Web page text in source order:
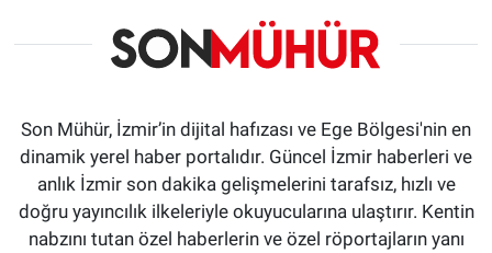
Son Mühür, İzmir’in dijital hafızası ve Ege Bölgesi'nin en
dinamik yerel haber portalıdır. Güncel İzmir haberleri ve
anlık İzmir son dakika gelişmelerini tarafsız, hızlı ve
doğru yayıncılık ilkeleriyle okuyucularına ulaştırır. Kentin
nabzını tutan özel haberlerin ve özel röportajların yanı